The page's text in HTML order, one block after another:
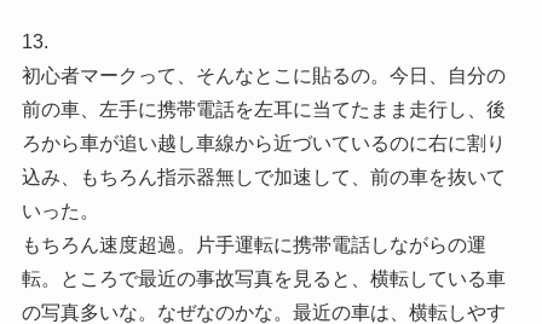
13.
初心者マークって、そんなとこに貼るの。今日、自分の
前の車、左手に携帯電話を左耳に当てたまま走行し、後
ろから車が追い越し車線から近づいているのに右に割り
込み、もちろん指示器無しで加速して、前の車を抜いて
いった。
もちろん速度超過。片手運転に携帯電話しながらの運
転。ところで最近の事故写真を見ると、横転している車
の写真多いな。なぜなのかな。最近の車は、横転しやす